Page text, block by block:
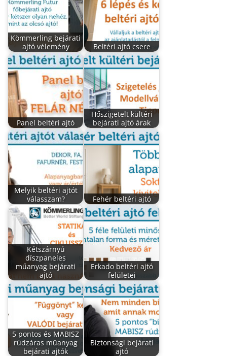
Kömmerling bejárati
ajtó vélemény
Beltéri ajtó csere
Panel beltéri ajtó
Hőszigetelt kültéri
bejárati ajtó árak
Melyik beltéri ajtót
válasszam?
Fehér beltéri ajtó
Kétszárnyú
díszpaneles
műanyag bejárati
ajtó
Erkado beltéri ajtó
felületei
5 pontos és MABISZ
rúdzáras műanyag
bejárati ajtók
Biztonsági bejárati
ajtó